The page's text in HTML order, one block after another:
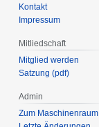
Kontakt
Impressum
Mitliedschaft
Mitglied werden
Satzung (pdf)
Admin
Zum Maschinenraum